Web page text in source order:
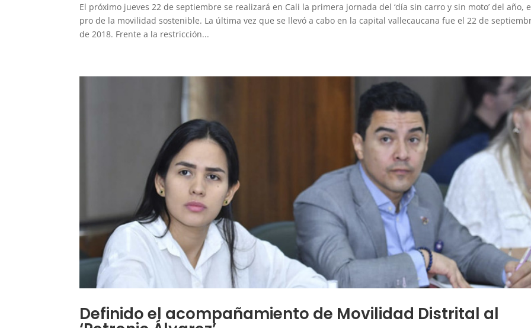
El próximo jueves 22 de septiembre se realizará en Cali la primera jornada del ‘día sin carro y sin moto’ del año,
pro de la movilidad sostenible. La última vez que se llevó a cabo en la capital vallecaucana fue el 22 de
de 2018. Frente a la restricción...
Definido el acompañamiento de Movilidad Distrital al